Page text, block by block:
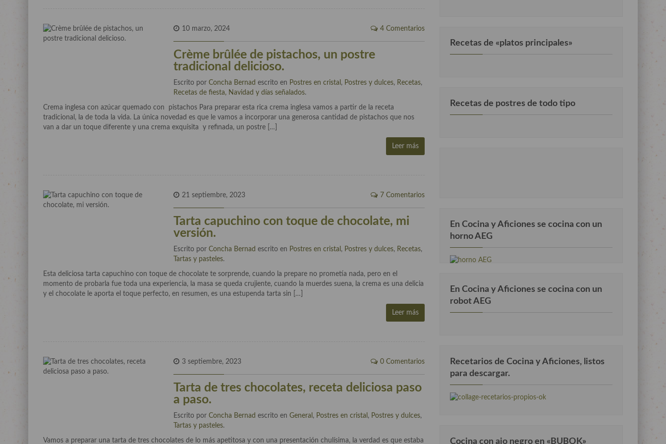
10 marzo, 2024 4 Comentarios
Crème brûlée de pistachos, un postre
tradicional delicioso.
Escrito porConcha Bernad escrito en Postres en cristal , Postres y dulces, Recetas,
Recetas de fiesta, Navidad y días señalados.
Crema inglesa con azúcar quemado con pistachos Para preparar esta rica crema inglesa vamos a partir de la receta
tradicional, la de toda la vida. La única novedad es que le vamos a incorporar una generosa cantidad de pistachos que nos
van a dar un toque diferente y una crema exquisita y refinada, un postre […]
Leer más
21 septiembre, 2023 7 Comentarios
Tarta capuchino con toque de chocolate, mi
versión.
Escrito porConcha Bernad escrito en Postres en cristal , Postres y dulces, Recetas,
Tartas y pasteles.
Esta deliciosa tarta capuchino con toque de chocolate te sorprende, cuando la prepare no prometía nada, pero en el
momento de probarla fue toda una experiencia, la masa se queda crujiente, cuando la muerdes suena, la crema es una delicia
y el chocolate le aporta el toque perfecto, en resumen, es una estupenda tarta sin […]
Leer más
3 septiembre, 2023 0 Comentarios
Tarta de tres chocolates, receta deliciosa paso
a paso.
Escrito porConcha Bernad escrito enGeneral , Postres en cristal , Postres y dulces,
Tartas y pasteles.
Vamos a preparar una tarta de tres chocolates de lo más apetitosa y con una presentación chulísima, la verdad es que estaba
Recetas de «platos principales»
Recetas de postres de todo tipo
En Cocina y Aficiones se cocina con un
horno AEG
En Cocina y Aficiones se cocina con un
robot AEG
Recetarios de Cocina y Aficiones, listos
para descargar.
Cocina con ajo negro en «BUBOK»